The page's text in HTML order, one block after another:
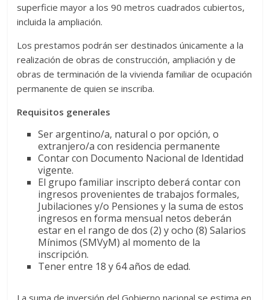
superficie mayor a los 90 metros cuadrados cubiertos,
incluida la ampliación.
Los prestamos podrán ser destinados únicamente a la
realización de obras de construcción, ampliación y de
obras de terminación de la vivienda familiar de ocupación
permanente de quien se inscriba.
Requisitos generales
Ser argentino/a, natural o por opción, o
extranjero/a con residencia permanente
Contar con Documento Nacional de Identidad
vigente.
El grupo familiar inscripto deberá contar con
ingresos provenientes de trabajos formales,
Jubilaciones y/o Pensiones y la suma de estos
ingresos en forma mensual netos deberán
estar en el rango de dos (2) y ocho (8) Salarios
Mínimos (SMVyM) al momento de la
inscripción.
Tener entre 18 y 64 años de edad.